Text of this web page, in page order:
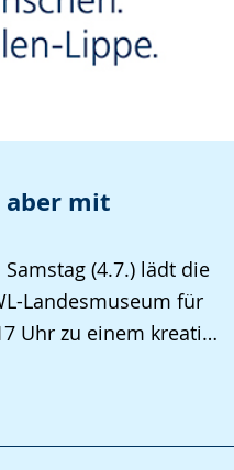
aber mit
(4.7.) lädt die
Landesmuseum für
Uhr zu einem kreati…